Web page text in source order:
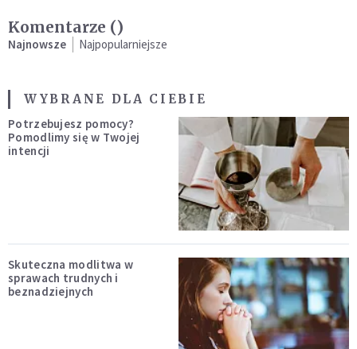
Komentarze ()
Najnowsze Najpopularniejsze
WYBRANE DLA CIEBIE
Potrzebujesz pomocy?
Pomodlimy się w Twojej
intencji
Skuteczna modlitwa w
sprawach trudnych i
beznadziejnych